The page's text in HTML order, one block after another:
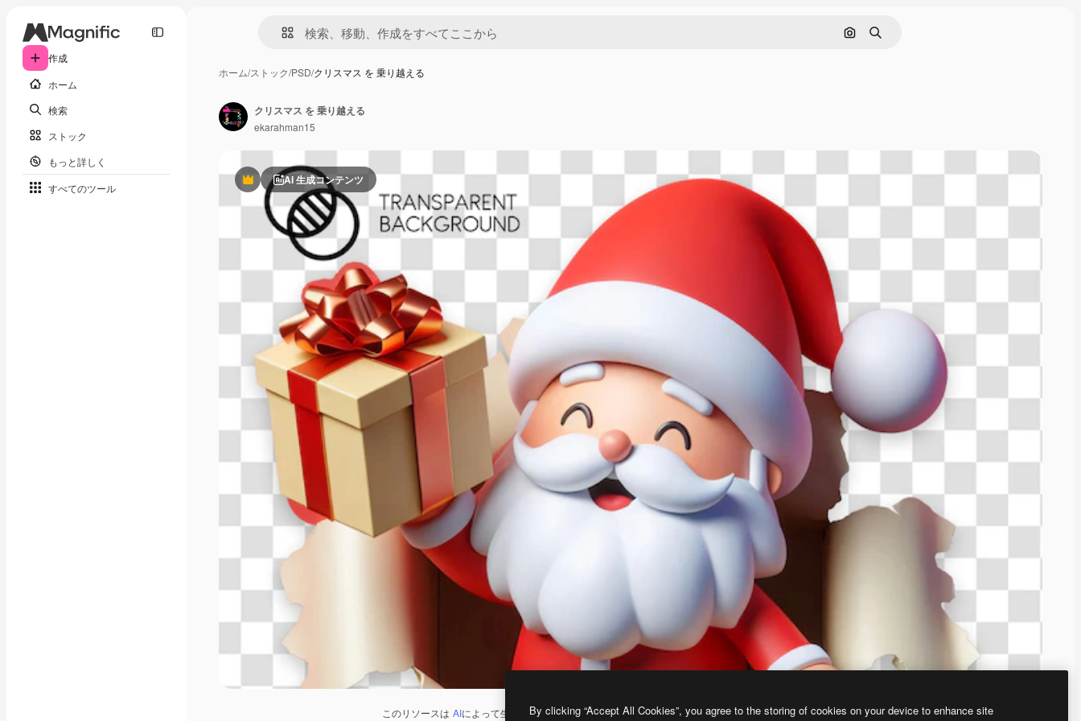
作成
ホーム
検索
ストック
もっと詳しく
すべてのツール
画像で検索
検索
ホーム/ストック/PSD/クリスマス を 乗り越える
PremiumAI 生成コンテンツ
このリソースは AIによって生成されたものです。 AI画像生成ツールを使うと、あなた独自の画像を作成できます。
クリスマス を 乗り越える
ekarahman15
By clicking “Accept All Cookies”, you agree to the storing of cookies on your device to enhance site